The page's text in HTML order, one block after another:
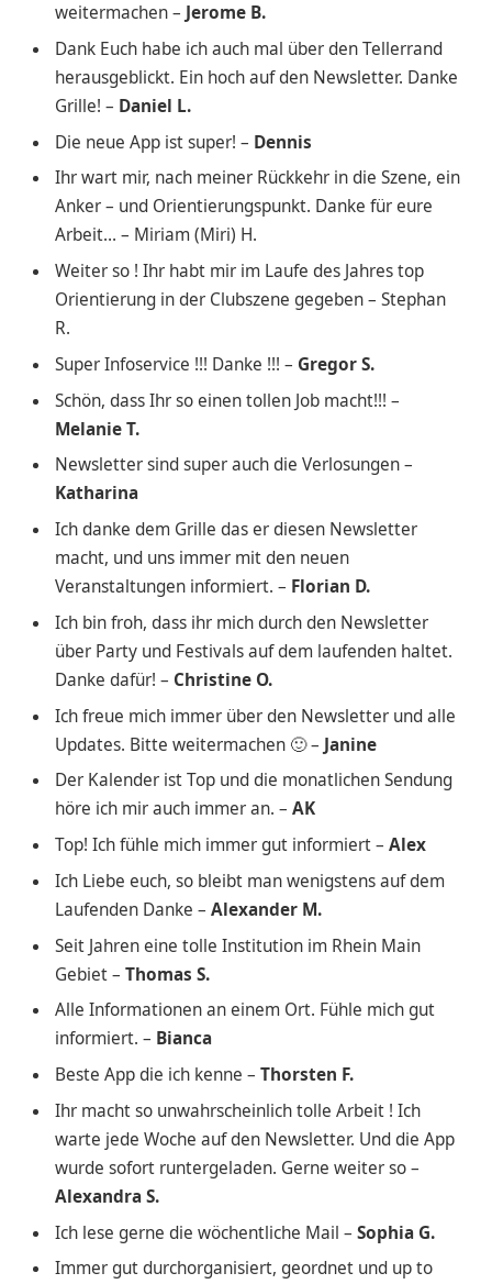
weitermachen – Jerome B.
Dank Euch habe ich auch mal über den Tellerrand
herausgeblickt. Ein hoch auf den Newsletter. Danke
Grille! – Daniel L.
Die neue App ist super! – Dennis
Ihr wart mir, nach meiner Rückkehr in die Szene, ein
Anker – und Orientierungspunkt. Danke für eure
Arbeit… – Miriam (Miri) H.
Weiter so ! Ihr habt mir im Laufe des Jahres top
Orientierung in der Clubszene gegeben – Stephan
R.
Super Infoservice !!! Danke !!! – Gregor S.
Schön, dass Ihr so einen tollen Job macht!!! –
Melanie T.
Newsletter sind super auch die Verlosungen –
Katharina
Ich danke dem Grille das er diesen Newsletter
macht, und uns immer mit den neuen
Veranstaltungen informiert. – Florian D.
Ich bin froh, dass ihr mich durch den Newsletter
über Party und Festivals auf dem laufenden haltet.
Danke dafür! – Christine O.
Ich freue mich immer über den Newsletter und alle
Updates. Bitte weitermachen 🙂 – Janine
Der Kalender ist Top und die monatlichen Sendung
höre ich mir auch immer an. – AK
Top! Ich fühle mich immer gut informiert – Alex
Ich Liebe euch, so bleibt man wenigstens auf dem
Laufenden Danke – Alexander M.
Seit Jahren eine tolle Institution im Rhein Main
Gebiet – Thomas S.
Alle Informationen an einem Ort. Fühle mich gut
informiert. – Bianca
Beste App die ich kenne – Thorsten F.
Ihr macht so unwahrscheinlich tolle Arbeit ! Ich
warte jede Woche auf den Newsletter. Und die App
wurde sofort runtergeladen. Gerne weiter so –
Alexandra S.
Ich lese gerne die wöchentliche Mail – Sophia G.
Immer gut durchorganisiert, geordnet und up to